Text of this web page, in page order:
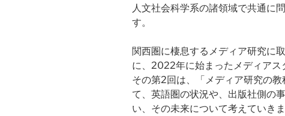
人文社会科学系の諸領域で共通に
す。
関西圏に棲息するメディア研究に
に、2022年に始まったメディアス
その第2回は、「メディア研究の
て、英語圏の状況や、出版社側の
い、その未来について考えていきま